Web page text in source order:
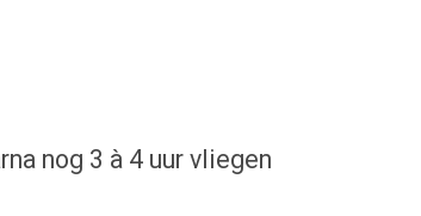
nog 3 à 4 uur vliegen